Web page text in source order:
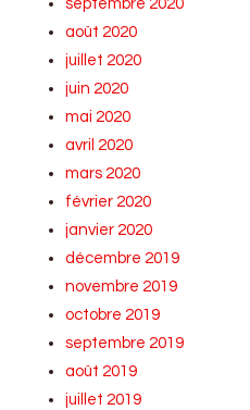
septembre 2020
août 2020
juillet 2020
juin 2020
mai 2020
avril 2020
mars 2020
février 2020
janvier 2020
décembre 2019
novembre 2019
octobre 2019
septembre 2019
août 2019
juillet 2019